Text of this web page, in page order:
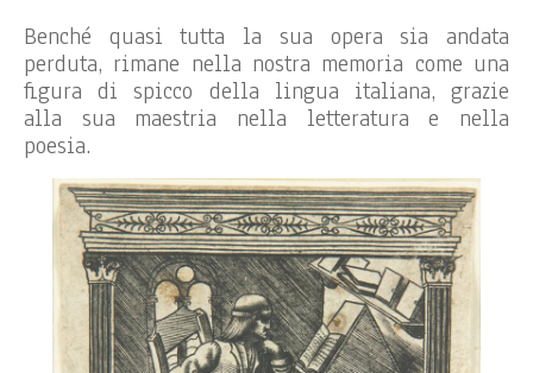
Benché quasi tutta la sua opera sia andata
perduta, rimane nella nostra memoria come una
figura di spicco della lingua italiana, grazie
alla sua maestria nella letteratura e nella
poesia.